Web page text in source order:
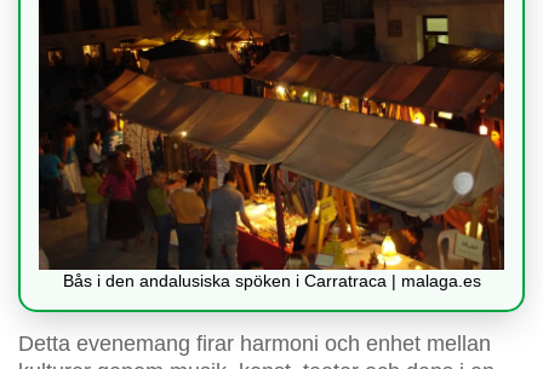
Bås i den andalusiska spöken i Carratraca | malaga.es
Detta evenemang firar harmoni och enhet mellan